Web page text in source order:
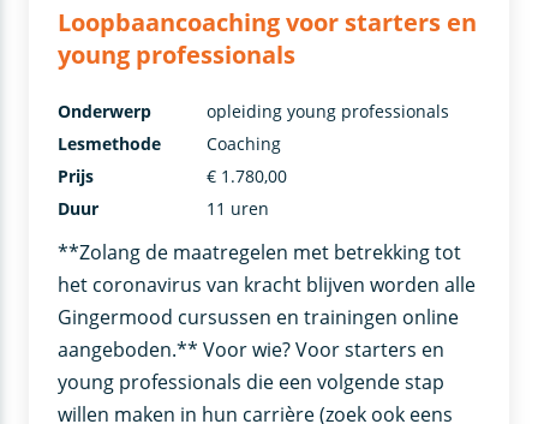
Loopbaancoaching voor starters en
young professionals
**Zolang de maatregelen met betrekking tot
het coronavirus van kracht blijven worden alle
Gingermood cursussen en trainingen online
aangeboden.** Voor wie? Voor starters en
young professionals die een volgende stap
willen maken in hun carrière (zoek ook eens
Onderwerp
opleiding young professionals
Lesmethode
Coaching
Prijs
€ 1.780,00
Duur
11 uren